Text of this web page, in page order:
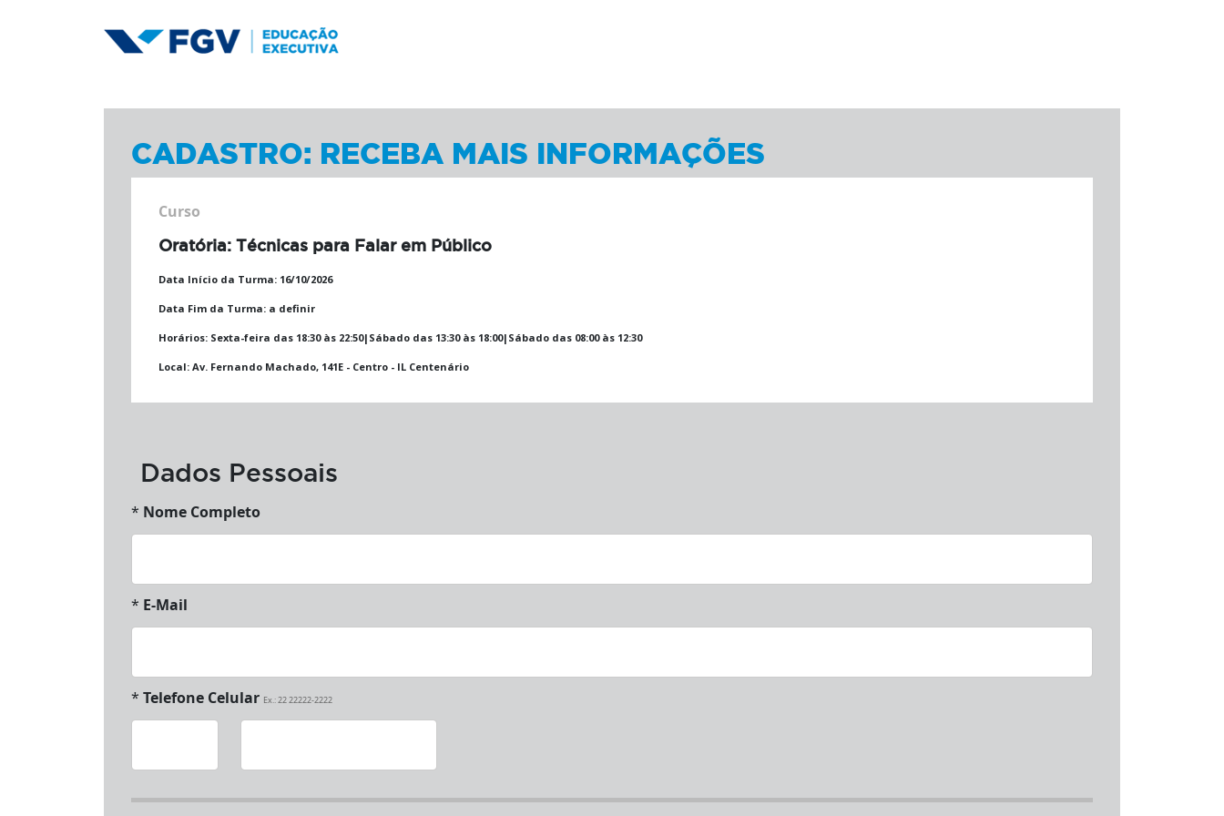
CADASTRO: RECEBA MAIS INFORMAÇÕES
Curso
Oratória: Técnicas para Falar em Público
Data Início da Turma: 16/10/2026
Data Fim da Turma: a definir
Horários: Sexta-feira das 18:30 às 22:50|Sábado das 13:30 às 18:00|Sábado das 08:00 às 12:30
Local: Av. Fernando Machado, 141E - Centro - IL Centenário
Dados Pessoais
* Nome Completo
* E-Mail
* Telefone Celular Ex.: 22 22222-2222